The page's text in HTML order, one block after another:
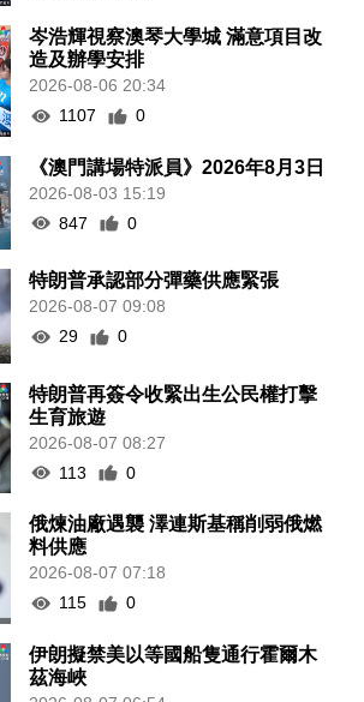
岑浩輝視察澳琴大學城 滿意項目改
造及辦學安排
2026-08-06 20:34
1107
0
《澳門講場特派員》2026年8月3日
2026-08-03 15:19
847
0
特朗普承認部分彈藥供應緊張
2026-08-07 09:08
29
0
特朗普再簽令收緊出生公民權打擊
生育旅遊
2026-08-07 08:27
113
0
俄煉油廠遇襲 澤連斯基稱削弱俄燃
料供應
2026-08-07 07:18
115
0
伊朗擬禁美以等國船隻通行霍爾木
茲海峽